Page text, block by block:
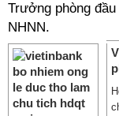
Trưởng phòng
NHNN.